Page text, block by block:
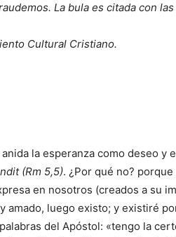
La bula es citada con las
Cultural Cristiano.
la esperanza como deseo y
(Rm 5,5). ¿Por qué no?
en nosotros (creados a su
amado, luego existo; y existiré
del Apóstol: «tengo la